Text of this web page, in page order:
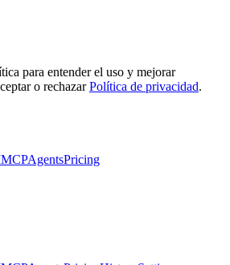
para entender el uso y mejorar
o rechazar Política de privacidad.
MCPAgentsPricing